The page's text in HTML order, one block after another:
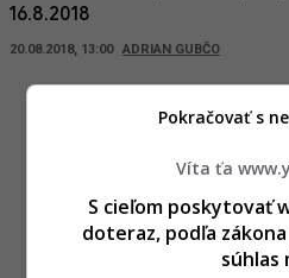
16.8.2018
20.08.2018, 13:00 ADRIAN GUBČO
Víta ťa
S cieľom poskytovať
doteraz, podľa
súhlas
Pokračovať s